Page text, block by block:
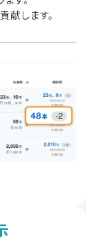
します。